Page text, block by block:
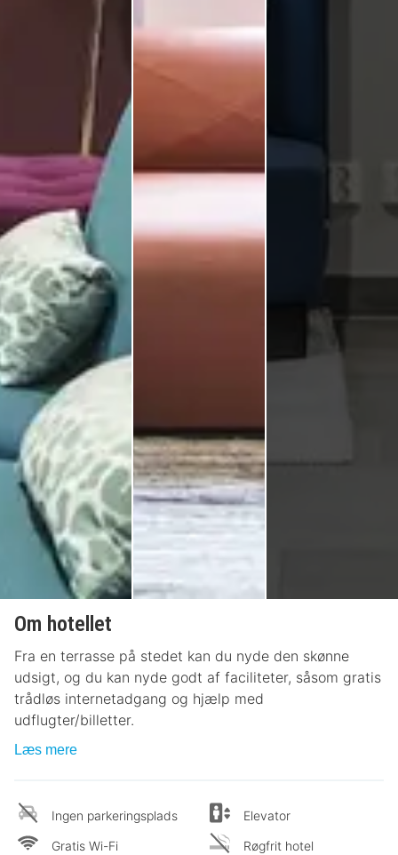
Om hotellet
Fra en terrasse på stedet kan du nyde den skønne
udsigt, og du kan nyde godt af faciliteter, såsom gratis
trådløs internetadgang og hjælp med
udflugter/billetter.
Læs mere
Ingen parkeringsplads
Gratis Wi-Fi
Elevator
Røgfrit hotel